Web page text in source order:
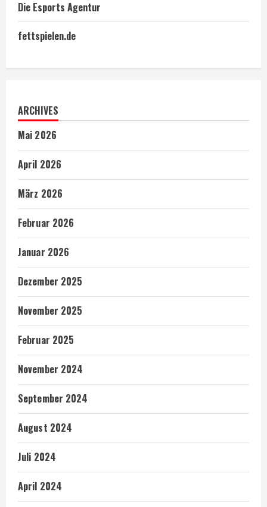
Die Esports Agentur
fettspielen.de
ARCHIVES
Mai 2026
April 2026
März 2026
Februar 2026
Januar 2026
Dezember 2025
November 2025
Februar 2025
November 2024
September 2024
August 2024
Juli 2024
April 2024